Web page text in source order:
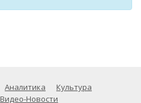
Аналитика
Культура
Видео-Новости